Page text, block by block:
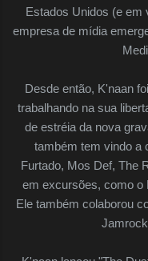
Estados Unidos (e em
empresa de mídia
Desde então, K'naan
trabalhando na sua
de estréia da nova
também tem vindo a
Furtado, Mos Def, The
em excursões, como o
Ele também colaborou